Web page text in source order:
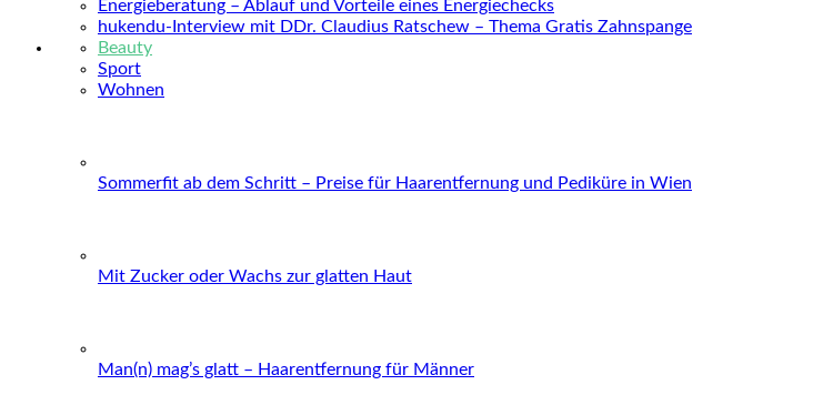
Energieberatung – Ablauf und Vorteile eines Energiechecks
hukendu-Interview mit DDr. Claudius Ratschew – Thema Gratis Zahnspange
Beauty
Sport
Wohnen
Sommerfit ab dem Schritt – Preise für Haarentfernung und Pediküre in Wien
Mit Zucker oder Wachs zur glatten Haut
Man(n) mag’s glatt – Haarentfernung für Männer